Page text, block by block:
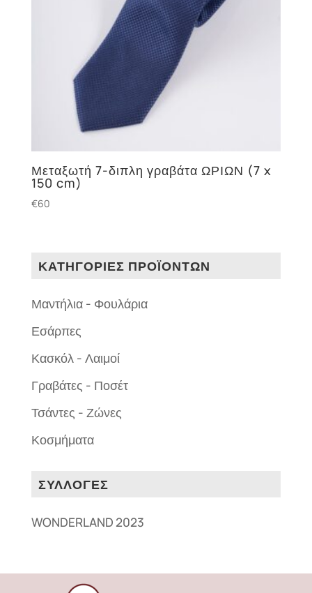
Μεταξωτή 7-διπλη γραβάτα ΩΡΙΩΝ (7 x
150 cm)
€60
ΚΑΤΗΓΟΡΙΕΣ ΠΡΟΪΟΝΤΩΝ
Μαντήλια - Φουλάρια
Εσάρπες
Κασκόλ - Λαιμοί
Γραβάτες - Ποσέτ
Τσάντες - Ζώνες
Κοσμήματα
ΣΥΛΛΟΓΕΣ
WONDERLAND 2023